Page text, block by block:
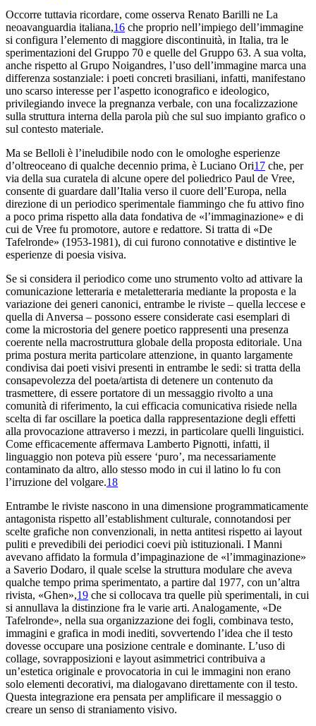
Occorre tuttavia ricordare, come osserva Renato Barilli ne La
neoavanguardia italiana,16 che proprio nell’impiego dell’immagine
si configura l’elemento di maggiore discontinuità, in Italia, tra le
sperimentazioni del Gruppo 70 e quelle del Gruppo 63. A sua volta,
anche rispetto al Grupo Noigandres, l’uso dell’immagine marca una
differenza sostanziale: i poeti concreti brasiliani, infatti, manifestano
uno scarso interesse per l’aspetto iconografico e ideologico,
privilegiando invece la pregnanza verbale, con una focalizzazione
sulla struttura interna della parola più che sul suo impianto grafico o
sul contesto materiale.
Ma se Belloli è l’ineludibile nodo con le omologhe esperienze
d’oltreoceano di qualche decennio prima, è Luciano Ori17 che, per
via della sua curatela di alcune opere del poliedrico Paul de Vree,
consente di guardare dall’Italia verso il cuore dell’Europa, nella
direzione di un periodico sperimentale fiammingo che fu attivo fino
a poco prima rispetto alla data fondativa de «l’immaginazione» e di
cui de Vree fu promotore, autore e redattore. Si tratta di «De
Tafelronde» (1953-1981), di cui furono connotative e distintive le
esperienze di poesia visiva.
Se si considera il periodico come uno strumento volto ad attivare la
comunicazione letteraria e metaletteraria mediante la proposta e la
variazione dei generi canonici, entrambe le riviste – quella leccese e
quella di Anversa – possono essere considerate casi esemplari di
come la microstoria del genere poetico rappresenti una presenza
coerente nella macrostruttura globale della proposta editoriale. Una
prima postura merita particolare attenzione, in quanto largamente
condivisa dai poeti visivi presenti in entrambe le sedi: si tratta della
consapevolezza del poeta/artista di detenere un contenuto da
trasmettere, di essere portatore di un messaggio rivolto a una
comunità di riferimento, la cui efficacia comunicativa risiede nella
scelta di far oscillare la poetica dalla rappresentazione degli effetti
alla provocazione attraverso i mezzi, in particolare quelli linguistici.
Come efficacemente affermava Lamberto Pignotti, infatti, il
linguaggio non poteva più essere ‘puro’, ma necessariamente
contaminato da altro, allo stesso modo in cui il latino lo fu con
l’irruzione del volgare.18
Entrambe le riviste nascono in una dimensione programmaticamente
antagonista rispetto all’establishment culturale, connotandosi per
scelte grafiche non convenzionali, in netta antitesi rispetto ai layout
puliti e prevedibili dei periodici coevi più istituzionali. I Manni
avevano affidato la formula d’impaginazione de «l’immaginazione»
a Saverio Dodaro, il quale scelse la struttura modulare che aveva
qualche tempo prima sperimentato, a partire dal 1977, con un’altra
rivista, «Ghen»,19 che si collocava tra quelle più sperimentali, in cui
si annullava la distinzione fra le varie arti. Analogamente, «De
Tafelronde», nella sua organizzazione dei fogli, combinava testo,
immagini e grafica in modi inediti, sovvertendo l’idea che il testo
dovesse occupare una posizione centrale e dominante. L’uso di
collage, sovrapposizioni e layout asimmetrici contribuiva a
un’estetica originale e provocatoria in cui le immagini non erano
solo elementi decorativi, ma dialogavano direttamente con il testo.
Questa integrazione era pensata per amplificare il messaggio o
creare un senso di straniamento visivo.